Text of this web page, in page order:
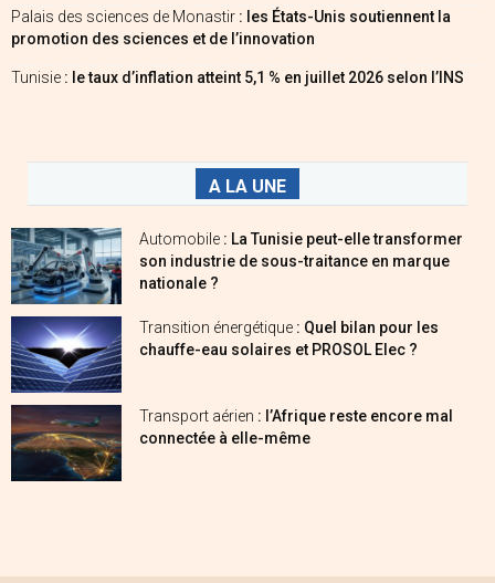
Palais des sciences de Monastir : les États-Unis soutiennent la
promotion des sciences et de l’innovation
Tunisie : le taux d’inflation atteint 5,1 % en juillet 2026 selon l’INS
A LA UNE
Automobile : La Tunisie peut-elle transformer
son industrie de sous-traitance en marque
nationale ?
Transition énergétique : Quel bilan pour les
chauffe-eau solaires et PROSOL Elec ?
Transport aérien : l’Afrique reste encore mal
connectée à elle-même